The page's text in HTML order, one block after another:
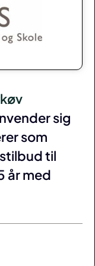
sig
som
til
år med